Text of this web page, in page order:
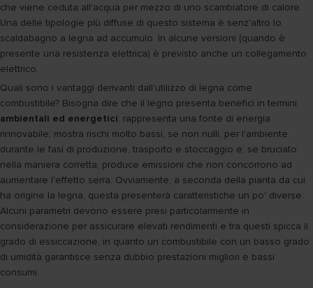
che viene ceduta all'acqua per mezzo di uno scambiatore di calore.
Una delle tipologie più diffuse di questo sistema è senz'altro lo
scaldabagno a legna ad accumulo. In alcune versioni (quando è
presente una resistenza elettrica) è previsto anche un collegamento
elettrico.
Quali sono i vantaggi derivanti dall'utilizzo di legna come
combustibile? Bisogna dire che il legno presenta benefici in termini
ambientali ed energetici: rappresenta una fonte di energia
rinnovabile; mostra rischi molto bassi, se non nulli, per l'ambiente
durante le fasi di produzione, trasporto e stoccaggio e, se bruciato
nella maniera corretta, produce emissioni che non concorrono ad
aumentare l'effetto serra. Ovviamente, a seconda della pianta da cui
ha origine la legna, questa presenterà caratteristiche un po' diverse.
Alcuni parametri devono essere presi particolarmente in
considerazione per assicurare elevati rendimenti e tra questi spicca il
grado di essiccazione, in quanto un combustibile con un basso grado
di umidità garantisce senza dubbio prestazioni migliori e bassi
consumi.